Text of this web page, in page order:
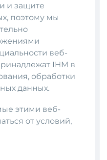
и защите
поэтому мы
веб-
IHM в
обработки
данных.
этими веб-
от условий,